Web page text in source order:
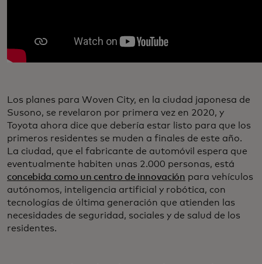
Los planes para Woven City, en la ciudad japonesa de
Susono, se revelaron por primera vez en 2020, y
Toyota ahora dice que debería estar listo para que los
primeros residentes se muden a finales de este año.
La ciudad, que el fabricante de automóvil espera que
eventualmente habiten unas 2.000 personas, está
concebida como un centro de innovación para vehículos
autónomos, inteligencia artificial y robótica, con
tecnologías de última generación que atienden las
necesidades de seguridad, sociales y de salud de los
residentes.